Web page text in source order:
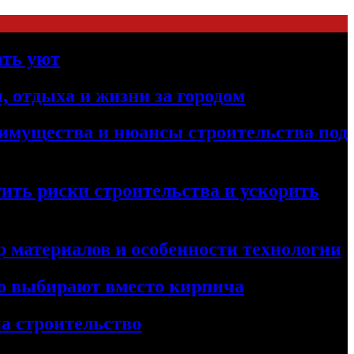
уют
отдыха и жизни за городом
и нюансы строительства под
риски строительства и ускорить
и особенности технологии
выбирают вместо кирпича
строительство